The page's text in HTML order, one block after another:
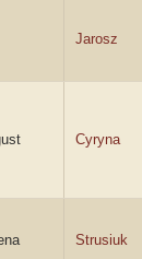
Jarosz
Cyryna
Strusiuk